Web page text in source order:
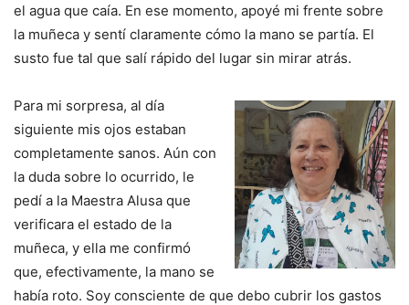
el agua que caía. En ese momento, apoyé mi frente sobre
la muñeca y sentí claramente cómo la mano se partía. El
susto fue tal que salí rápido del lugar sin mirar atrás.
Para mi sorpresa, al día
siguiente mis ojos estaban
completamente sanos. Aún con
la duda sobre lo ocurrido, le
pedí a la Maestra Alusa que
verificara el estado de la
muñeca, y ella me confirmó
que, efectivamente, la mano se
había roto. Soy consciente de que debo cubrir los gastos